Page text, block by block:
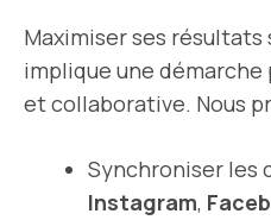
Maximiser ses
implique une
et collaborative. Nous
Synchroniser les
Instagram,